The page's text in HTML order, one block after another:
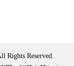
Reserved.